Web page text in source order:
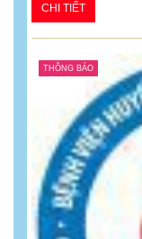
CHI TIẾT
THÔNG BÁO